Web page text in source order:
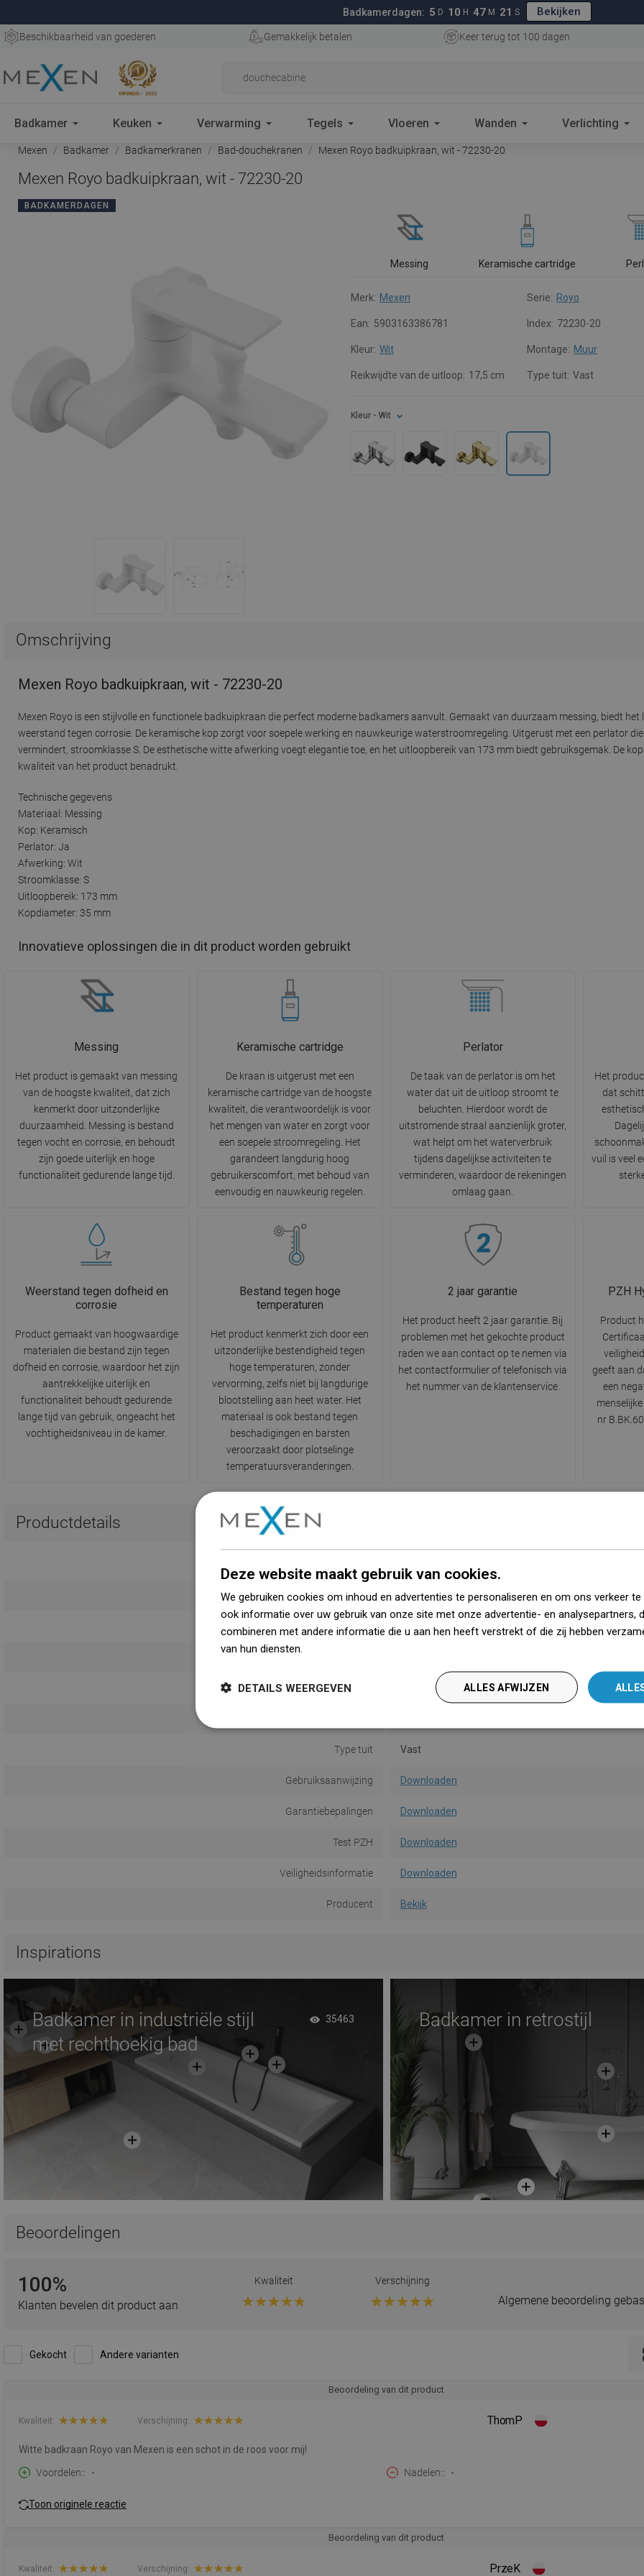
Badkamerdagen: 5 D 10 H 47 M 20 S Bekijken
Beschikbaarheid van goederen Gemakkelijk betalen Keer terug tot 100 dagen
Badkamer Keuken Verwarming Tegels Vloeren Wanden Verlichting
Mexen Badkamer Badkamerkranen Bad-douchekranen Mexen Royo badkuipkraan, wit - 72230-20
Mexen Royo badkuipkraan, wit - 72230-20
BADKAMERDAGEN
Messing Keramische cartridge
Merk: Mexen Serie: Royo
Ean: 5903163386781 Index: 72230-20
Kleur: Wit Montage: Muur
Reikwijdte van de uitloop: 17,5 cm Type tuit: Vast
Kleur - Wit
Omschrijving
Mexen Royo badkuipkraan, wit - 72230-20
Mexen Royo is een stijlvolle en functionele badkuipkraan die perfect moderne badkamers aanvult. Gemaakt van duurzaam messing, biedt het
weerstand tegen corrosie. De keramische kop zorgt voor soepele werking en nauwkeurige waterstroomregeling. Uitgerust met een perlator
vermindert, stroomklasse S. De esthetische witte afwerking voegt elegantie toe, en het uitloopbereik van 173 mm biedt gebruiksgemak. De
kwaliteit van het product benadrukt.
Technische gegevens
Materiaal: Messing
Kop: Keramisch
Perlator: Ja
Afwerking: Wit
Stroomklasse: S
Uitloopbereik: 173 mm
Kopdiameter: 35 mm
Innovatieve oplossingen die in dit product worden gebruikt
Messing
Het product is gemaakt van messing
van de hoogste kwaliteit, dat zich
kenmerkt door uitzonderlijke
duurzaamheid. Messing is bestand
tegen vocht en corrosie, en behoudt
zijn goede uiterlijk en hoge
functionaliteit gedurende lange tijd.
Keramische cartridge
De kraan is uitgerust met een
keramische cartridge van de hoogste
kwaliteit, die verantwoordelijk is voor
het mengen van water en zorgt voor
een soepele stroomregeling. Het
garandeert langdurig hoog
gebruikerscomfort, met behoud van
eenvoudig en nauwkeurig regelen.
Perlator
De taak van de perlator is om het
water dat uit de uitloop stroomt te
beluchten. Hierdoor wordt de
uitstromende straal aanzienlijk groter,
wat helpt om het waterverbruik
tijdens dagelijkse activiteiten te
verminderen, waardoor de rekeningen
omlaag gaan.
Het
dat
vuil is veel
Weerstand tegen dofheid en
corrosie
Product gemaakt van hoogwaardige
materialen die bestand zijn tegen
dofheid en corrosie, waardoor het zijn
aantrekkelijke uiterlijk en
functionaliteit behoudt gedurende
lange tijd van gebruik, ongeacht het
vochtigheidsniveau in de kamer.
Bestand tegen hoge
temperaturen
Het product kenmerkt zich door een
uitzonderlijke bestendigheid tegen
hoge temperaturen, zonder
vervorming, zelfs niet bij langdurige
blootstelling aan heet water. Het
materiaal is ook bestand tegen
beschadigingen en barsten
veroorzaakt door plotselinge
temperatuursveranderingen.
2 jaar garantie
Het product heeft 2 jaar garantie. Bij
problemen met het gekochte product
raden we aan contact op te nemen via
het contactformulier of telefonisch via
het nummer van de klantenservice.
PZH
Product
geeft aan
een
nr
Productdetails
Kleur Wit
Montage
Met thermostaat
Type tuit Vast
Gebruiksaanwijzing Downloaden
Garantiebepalingen Downloaden
Test PZH Downloaden
Veiligheidsinformatie Downloaden
Producent Bekijk
Inspirations
Badkamer in industriële stijl
met rechthoekig bad
35463 Badkamer in retrostijl
Beoordelingen
100%
Klanten bevelen dit product aan
Kwaliteit Verschijning
Algemene beoordeling
Gekocht Andere varianten
Beoordeling van dit product
ThomP
Kwaliteit: Verschijning:
Witte badkraan Royo van Mexen is een schot in de roos voor mij!
Voordelen:
- Nadelen: -
Toon originele reactie
Beoordeling van dit product
PrzeK
Kwaliteit: Verschijning:
Deze website maakt gebruik van cookies.
We gebruiken cookies om inhoud en advertenties te personaliseren en om ons verkeer te
ook informatie over uw gebruik van onze site met onze advertentie- en analysepartners,
combineren met andere informatie die u aan hen heeft verstrekt of die zij hebben
van hun diensten.
ALLES AFWIJZEN
DETAILS WEERGEVEN